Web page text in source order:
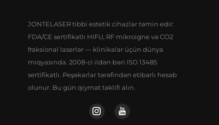
JONTELASER tibbi estetik cihazlar təmin edir:
FDA/CE sertifikatlı HIFU, RF mikroigne və CO2
fraksional laserlər — klinikalar üçün dünya
miqyasında. 2008-ci ildən bəri ISO 13485
sertifikatlı. Peşəkarlar tərəfindən etibarlı hesab
olunur. Bu gün qiymət təklifi alın.